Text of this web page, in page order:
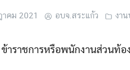
าคม 2021 อบจ.สระแก้ว งา
าราชการหรือพนักงานส่วนท้